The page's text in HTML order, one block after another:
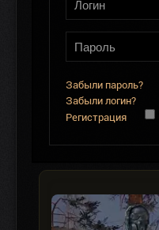
Забыли пароль?
Забыли логин?
Регистрация